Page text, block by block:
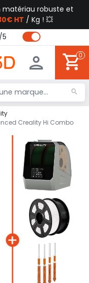
matériau robuste et
HT / Kg ! 💥
/5
0
Creality Hi Combo